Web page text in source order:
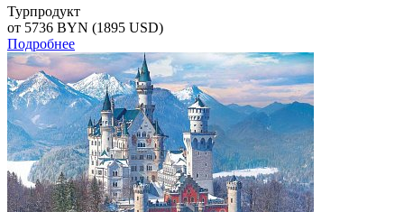
Турпродукт
от 5736 BYN (1895 USD)
Подробнее